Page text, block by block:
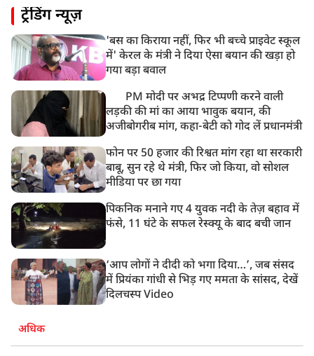
ट्रेंडिंग न्यूज़
'बस का किराया नहीं, फिर भी बच्चे प्राइवेट स्कूल
में' केरल के मंत्री ने दिया ऐसा बयान की खड़ा हो
गया बड़ा बवाल
PM मोदी पर अभद्र टिप्पणी करने वाली
लड़की की मां का आया भावुक बयान, की
अजीबोगरीब मांग, कहा-बेटी को गोद लें प्रधानमंत्री
फोन पर 50 हजार की रिश्वत मांग रहा था सरकारी
बाबू, सुन रहे थे मंत्री, फिर जो किया, वो सोशल
मीडिया पर छा गया
पिकनिक मनाने गए 4 युवक नदी के तेज़ बहाव में
फंसे, 11 घंटे के सफल रेस्क्यू के बाद बची जान
‘आप लोगों ने दीदी को भगा दिया…’, जब संसद
में प्रियंका गांधी से भिड़ गए ममता के सांसद, देखें
दिलचस्प Video
अधिक